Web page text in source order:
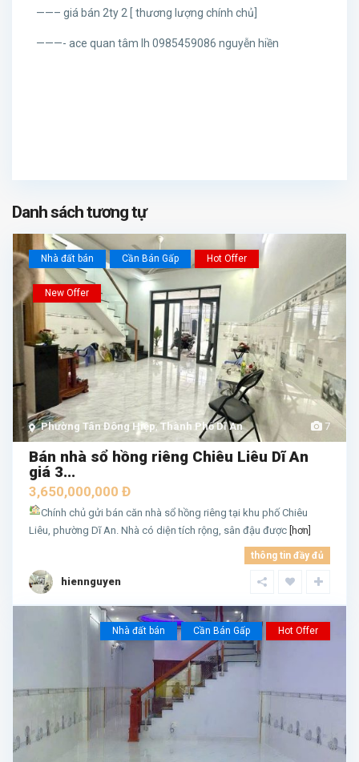
——– giá bán 2ty 2 [ thương lượng chính chủ]
———- ace quan tâm lh 0985459086 nguyễn hiền
Danh sách tương tự
7
Phường Tân Đông Hiệp,Thành Phố Dĩ An
Nhà đất bán Cần Bán Gấp Hot Offer
New Offer
Bán nhà sổ hồng riêng Chiêu Liêu Dĩ An
giá 3...
3,650,000,000 Đ
Chính chủ gửi bán căn nhà sổ hồng riêng tại khu phố Chiêu
Liêu, phường Dĩ An. Nhà có diện tích rộng, sân đậu được [hơn]
thông tin đầy đủ
hiennguyen
Nhà đất bán Cần Bán Gấp Hot Offer